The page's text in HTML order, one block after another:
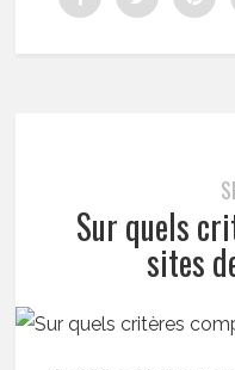
Sur quels
sites